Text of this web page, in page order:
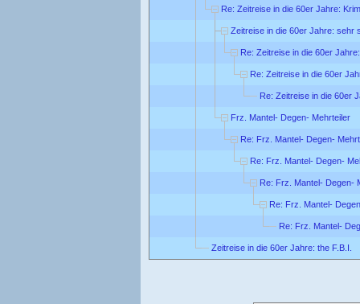
Re: Zeitreise in die 60er Jahre:
Zeitreise in die 60er Jahre: sehr
Re: Zeitreise in die 60er
Re: Zeitreise in die 60er
Re: Zeitreise in die 60er
Frz. Mantel- Degen- Mehrteiler
Re: Frz. Mantel- Degen-
Re: Frz. Mantel- Degen-
Re: Frz. Mantel- Degen-
Re: Frz. Mantel-
Re: Frz. Mantel-
Zeitreise in die 60er Jahre: the F.B.I.